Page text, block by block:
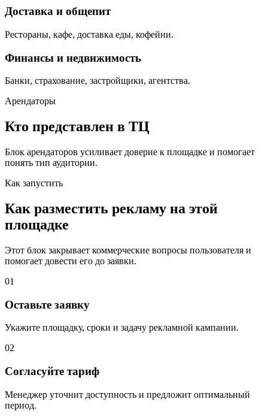
Доставка и общепит
Рестораны, кафе, доставка еды, кофейни.
Финансы и недвижимость
Банки, страхование, застройщики, агентства.
Арендаторы
Кто представлен в ТЦ
Блок арендаторов усиливает доверие к площадке и помогает
понять тип аудитории.
Как запустить
Как разместить рекламу на этой
площадке
Этот блок закрывает коммерческие вопросы пользователя и
помогает довести его до заявки.
01
Оставьте заявку
Укажите площадку, сроки и задачу рекламной кампании.
02
Согласуйте тариф
Менеджер уточнит доступность и предложит оптимальный
период.